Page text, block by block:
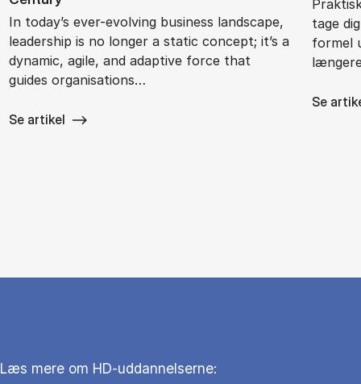
In today’s ever-evolving business landscape,
leadership is no longer a static concept; it’s a
dynamic, agile, and adaptive force that
guides organisations…
Se artikel
tage
formel
Se
Læs mere om HD-uddannelserne: